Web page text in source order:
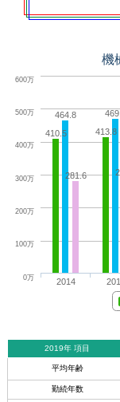
機
410.5 413.8
464.8
281.6
2014
0万
100万
200万
300万
400万
500万
600万
2019年 項目
平均年齢
勤続年数